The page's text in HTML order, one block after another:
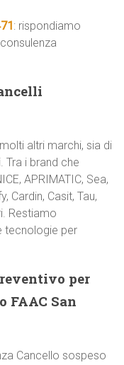
: rispondiamo
altri marchi, sia di
Tra i brand che
APRIMATIC, Sea,
Cardin, Casit, Tau,
Restiamo
tecnologie per
per
FAAC San
Cancello sospeso